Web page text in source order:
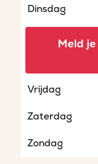
Dinsdag
Vrijdag
Zaterdag
Zondag
Meld